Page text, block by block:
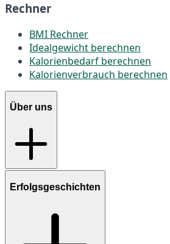
Rechner
BMI Rechner
Idealgewicht berechnen
Kalorienbedarf berechnen
Kalorienverbrauch berechnen
Über uns
Erfolgsgeschichten